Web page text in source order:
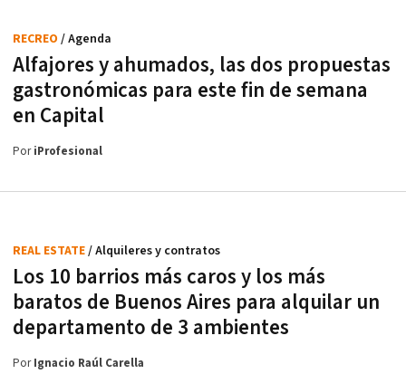
Alfajores y ahumados, las dos propuestas
gastronómicas para este fin de semana
en Capital
RECREO / Agenda
PoriProfesional
Los 10 barrios más caros y los más
baratos de Buenos Aires para alquilar un
departamento de 3 ambientes
REAL ESTATE/ Alquileres y contratos
PorIgnacio Raúl Carella